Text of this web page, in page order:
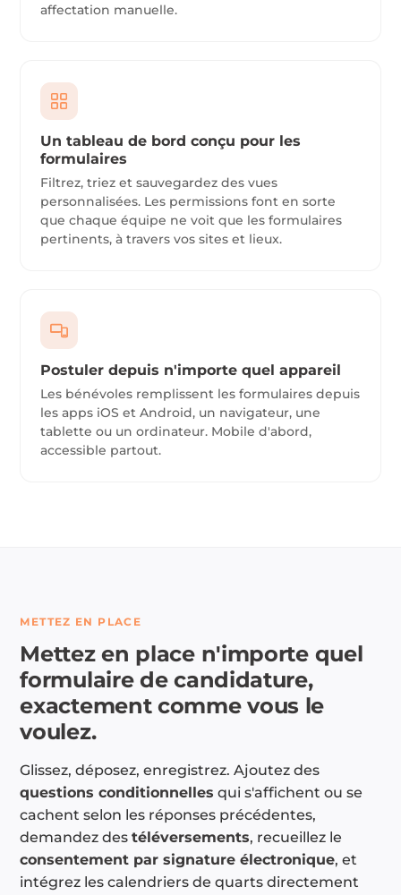
affectation manuelle.
Un tableau de bord conçu pour les
formulaires
Filtrez, triez et sauvegardez des vues
personnalisées. Les permissions font en sorte
que chaque équipe ne voit que les formulaires
pertinents, à travers vos sites et lieux.
Postuler depuis n'importe quel appareil
Les bénévoles remplissent les formulaires depuis
les apps iOS et Android, un navigateur, une
tablette ou un ordinateur. Mobile d'abord,
accessible partout.
METTEZ EN PLACE
Mettez en place n'importe quel
formulaire de candidature,
exactement comme vous le
voulez.
Glissez, déposez, enregistrez. Ajoutez des
questions conditionnelles qui s'affichent ou se
cachent selon les réponses précédentes,
demandez destéléversements, recueillez le
consentement par signature électronique, et
intégrez les calendriers de quarts directement